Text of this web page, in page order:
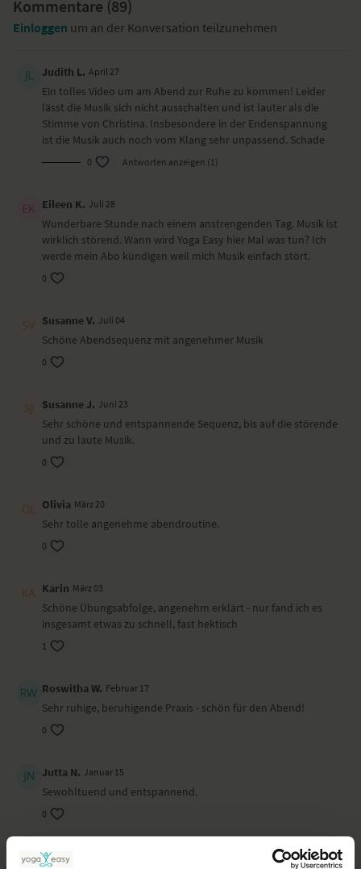
Scheibenwischer-Twist – Makrasana
Liegende Beindehnung – Supta Padangusthasana (mit Gurt)
Sarvangasana
Entspannung in Rückenlage auf dem Bolster
Viloma Pranayama
Bienensummen – Bhramarin
Chandra Bhedana
Savasana
2 Blöcke, Bolster, Decke, Gurt
Wirkung und Vorteile
Mit dieser Sequenz beruhigst du dein gesamtes System und kannst so
so Entspannung.
Ort und Ausstattung
Kommentare (89)
Einloggen um an der Konversation teilzunehmen
Judith L. April 27
Ein tolles Video um am Abend zur Ruhe zu kommen! Leider
lässt die Musik sich nicht ausschalten und ist lauter als die
Stimme von Christina. Insbesondere in der Endenspannung
ist die Musik auch noch vom Klang sehr unpassend. Schade
0 Antworten anzeigen (1)
Eileen K. Juli 28
Wunderbare Stunde nach einem anstrengenden Tag. Musik ist
wirklich störend. Wann wird Yoga Easy hier Mal was tun? Ich
werde mein Abo kündigen weil mich Musik einfach stört.
0
Susanne V. Juli 04
Schöne Abendsequenz mit angenehmer Musik
0
Susanne J. Juni 23
Sehr schöne und entspannende Sequenz, bis auf die störende
und zu laute Musik.
0
Olivia März 20
Sehr tolle angenehme abendroutine.
0
Karin März 03
Schöne Übungsabfolge, angenehm erklärt - nur fand ich es
insgesamt etwas zu schnell, fast hektisch
1
Roswitha W. Februar 17
Sehr ruhige, beruhigende Praxis - schön für den Abend!
0
Jutta N. Januar 15
Sewohltuend und entspannend.
0
Elvira H.